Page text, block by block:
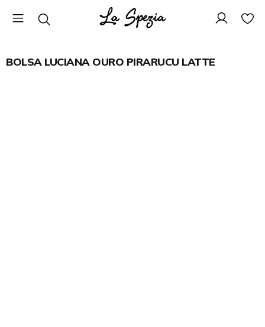
BOLSA LUCIANA OURO PIRARUCU LATTE